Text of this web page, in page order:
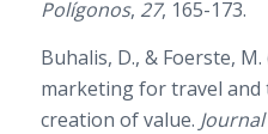
Polígonos, 27, 165-173.
Buhalis, D., & Foerste, M.
marketing for travel and
creation of value.